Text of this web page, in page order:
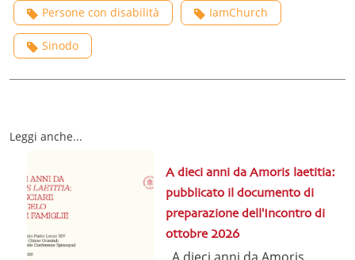
Persone con disabilità IamChurch
Sinodo
Leggi anche...
A dieci anni da Amoris laetitia:
pubblicato il documento di
preparazione dell'Incontro di
ottobre 2026